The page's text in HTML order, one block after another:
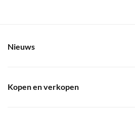
Nieuws
Kopen en verkopen